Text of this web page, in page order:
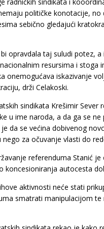
radničkih sindikata i
političke konotacije,
sebično gledajući
opravdala taj suludi potez,
resursima i stoga
onemogućava iskazivanje
drži Celakoski.
sindikata Krešimir
u ime naroda, a da ga se
da se većina dobivenog
za očuvanje vlasti do
referenduma Stanić
koncesioniranja autocesta
aktivnosti neće stati
smatrati manipulacijom